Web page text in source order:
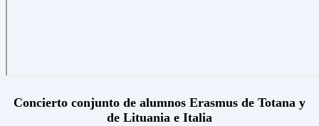
Concierto conjunto de alumnos Erasmus de Totana y
de Lituania e Italia